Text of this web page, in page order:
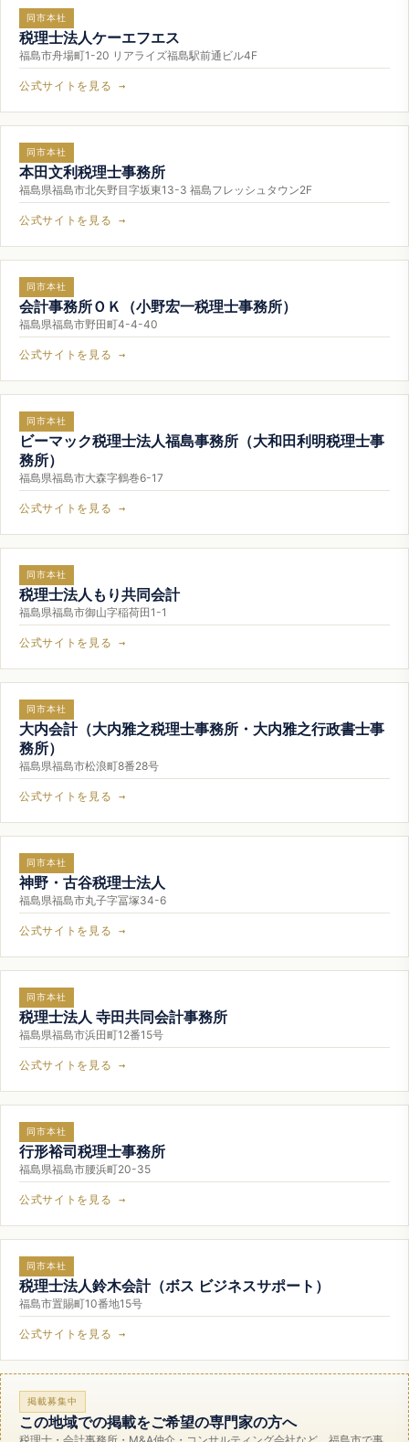
同市本社
税理士法人ケーエフエス
福島市舟場町1-20 リアライズ福島駅前通ビル4F
公式サイトを見る →
同市本社
本田文利税理士事務所
福島県福島市北矢野目字坂東13-3 福島フレッシュタウン2F
公式サイトを見る →
同市本社
会計事務所ＯＫ（小野宏一税理士事務所）
福島県福島市野田町4-4-40
公式サイトを見る →
同市本社
ビーマック税理士法人福島事務所（大和田利明税理士事
務所）
福島県福島市大森字鶴巻6-17
公式サイトを見る →
同市本社
税理士法人もり共同会計
福島県福島市御山字稲荷田1-1
公式サイトを見る →
同市本社
大内会計（大内雅之税理士事務所・大内雅之行政書士事
務所）
福島県福島市松浪町8番28号
公式サイトを見る →
同市本社
神野・古谷税理士法人
福島県福島市丸子字冨塚34-6
公式サイトを見る →
同市本社
税理士法人 寺田共同会計事務所
福島県福島市浜田町12番15号
公式サイトを見る →
同市本社
行形裕司税理士事務所
福島県福島市腰浜町20-35
公式サイトを見る →
同市本社
税理士法人鈴木会計（ボス ビジネスサポート）
福島市置賜町10番地15号
公式サイトを見る →
掲載募集中
この地域での掲載をご希望の専門家の方へ
税理士・会計事務所・M&A仲介・コンサルティング会社など、福島市で事